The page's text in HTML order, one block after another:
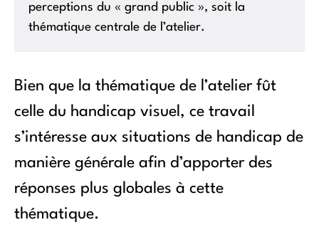
perceptions du « grand public », soit la
thématique centrale de l’atelier.
Bien que la thématique de l’atelier fût
celle du handicap visuel, ce travail
s’intéresse aux situations de handicap de
manière générale afin d’apporter des
réponses plus globales à cette
thématique.